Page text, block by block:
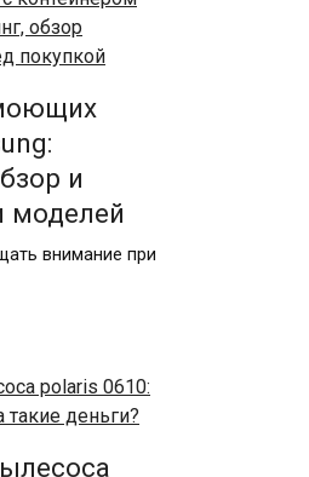
и
моделей
внимание при